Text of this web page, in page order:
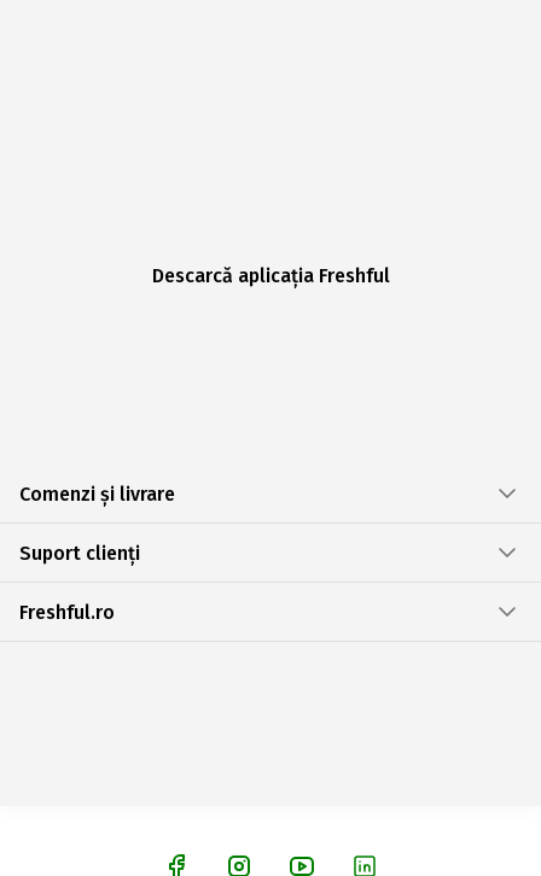
Descarcă aplicația Freshful
Comenzi și livrare
Suport clienți
Freshful.ro